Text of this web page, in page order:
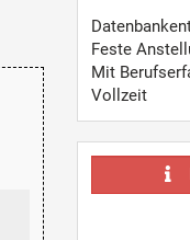
Feste
Mit
Vollzeit